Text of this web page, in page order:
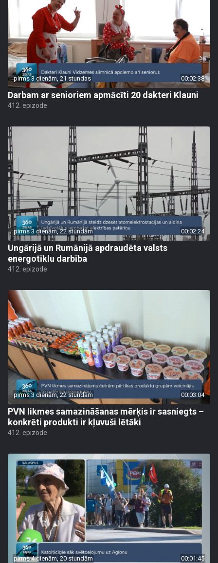
pirms 3 dienām, 21 stundas 00:02:38
Darbam ar senioriem apmācīti 20 dakteri Klauni
412. epizode
pirms 3 dienām, 22 stundām 00:02:24
Ungārijā un Rumānijā apdraudēta valsts
energotīklu darbība
412. epizode
pirms 3 dienām, 22 stundām 00:03:04
PVN likmes samazināšanas mērķis ir sasniegts –
konkrēti produkti ir kļuvuši lētāki
412. epizode
pirms 4 dienām, 20 stundām 00:01:45